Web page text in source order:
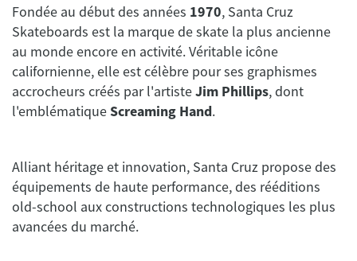
Fondée au début des années 1970, Santa Cruz
Skateboards est la marque de skate la plus ancienne
au monde encore en activité. Véritable icône
californienne, elle est célèbre pour ses graphismes
accrocheurs créés par l'artisteJim Phillips, dont
l'emblématiqueScreaming Hand.
Alliant héritage et innovation, Santa Cruz propose des
équipements de haute performance, des rééditions
old-school aux constructions technologiques les plus
avancées du marché.